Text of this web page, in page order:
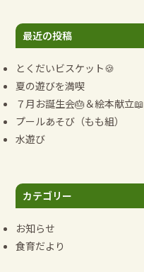
ー
シ
ン
最近の投稿
とくだいビスケット🍪
夏の遊びを満喫
７月お誕生会🎂＆絵本献立📖
プールあそび（もも組）
水遊び
カテゴリー
お知らせ
食育だより